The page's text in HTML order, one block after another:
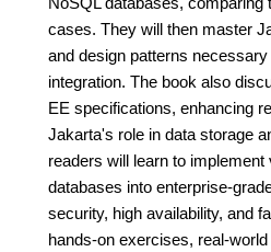
cases. They will then master
and design patterns
integration. The book also
EE specifications, enhancing
Jakarta's role in data storage
readers will learn to implement
databases into enterprise-
security, high availability, and
hands-on exercises, real-